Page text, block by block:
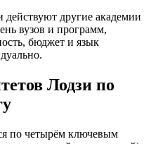
другие академии
вузов и программ,
бюджет и язык
Лодзи по
по четырём ключевым